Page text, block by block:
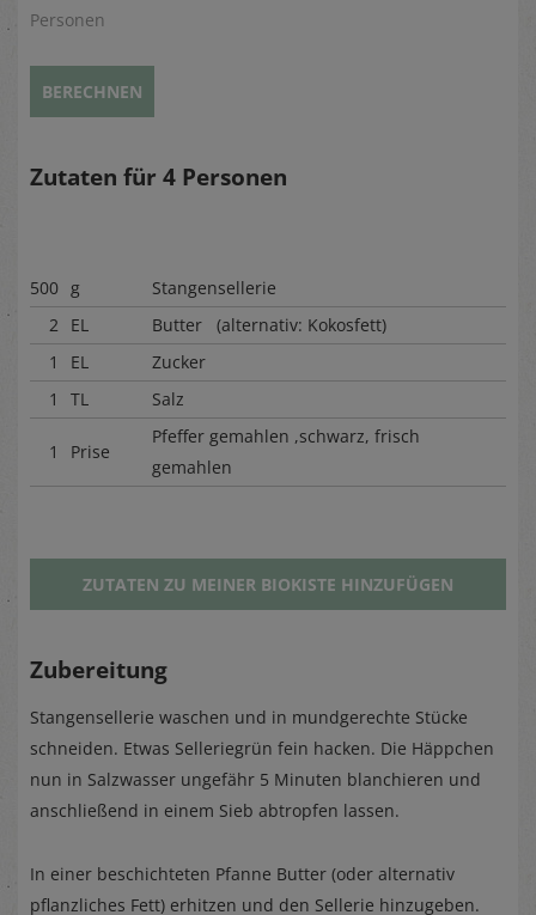
Personen
BERECHNEN
Zutaten für 4 Personen
500 g
Stangensellerie
2 EL
Butter (alternativ: Kokosfett)
1
EL
Zucker
1
TL Salz
1 Prise
Pfeffer gemahlen ,schwarz, frisch
gemahlen
ZUTATEN ZU MEINER BIOKISTE HINZUFÜGEN
Zubereitung
Stangensellerie waschen und in mundgerechte Stücke
schneiden. Etwas Selleriegrün fein hacken. Die Häppchen
nun in Salzwasser ungefähr 5 Minuten blanchieren und
anschließend in einem Sieb abtropfen lassen.
In einer beschichteten Pfanne Butter (oder alternativ
pflanzliches Fett) erhitzen und den Sellerie hinzugeben.